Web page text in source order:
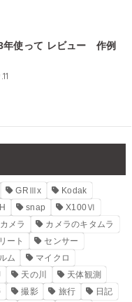
年使って レビュー 作例
GRⅢx
Kodak
snap
X100Ⅵ
カメラ
カメラのキタムラ
ート
センサー
ム
マイクロ
天の川
天体観測
撮影 旅行 日記